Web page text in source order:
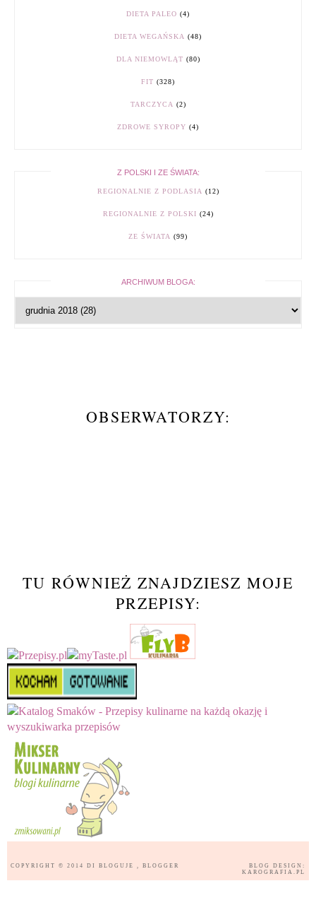
DIETA PALEO (4)
DIETA WEGAŃSKA (48)
DLA NIEMOWLĄT (80)
FIT (328)
TARCZYCA (2)
ZDROWE SYROPY (4)
Z POLSKI I ZE ŚWIATA:
REGIONALNIE Z PODLASIA (12)
REGIONALNIE Z POLSKI (24)
ZE ŚWIATA (99)
ARCHIWUM BLOGA:
OBSERWATORZY:
TU RÓWNIEŻ ZNAJDZIESZ MOJE
PRZEPISY:
COPYRIGHT © 2014 DI BLOGUJE , BLOGGER
BLOG DESIGN:
KAROGRAFIA.PL